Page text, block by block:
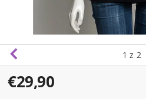
1 z 2
€29,90